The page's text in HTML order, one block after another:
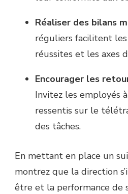
Réaliser des bilans
réguliers facilitent les
réussites et les axes
Encourager les
Invitez les employés
ressentis sur le
des tâches.
En mettant en place un
montrez que la direction
être et la performance de